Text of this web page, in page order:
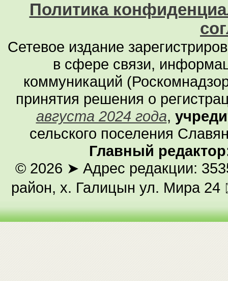
Политика
Сетевое издание
в сфере связи,
коммуникаций
принятия решения о
августа 2024 года,
сельского поселения
Главный
© 2026 ➤ Адрес редакции:
район, х. Галицын ул. Мира